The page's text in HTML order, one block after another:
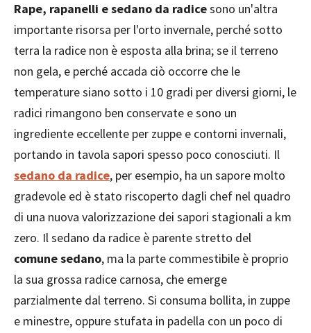
Rape, rapanelli e sedano da radicesono un'altra
importante risorsa per l'orto invernale, perché sotto
terra la radice non è esposta alla brina; se il terreno
non gela, e perché accada ciò occorre che le
temperature siano sotto i 10 gradi per diversi giorni, le
radici rimangono ben conservate e sono un
ingrediente eccellente per zuppe e contorni invernali,
portando in tavola sapori spesso poco conosciuti. Il
sedano da radice, per esempio, ha un sapore molto
gradevole ed è stato riscoperto dagli chef nel quadro
di una nuova valorizzazione dei sapori stagionali a km
zero. Il sedano da radice è parente stretto del
comune sedano, ma la parte commestibile è proprio
la sua grossa radice carnosa, che emerge
parzialmente dal terreno. Si consuma bollita, in zuppe
e minestre, oppure stufata in padella con un poco di